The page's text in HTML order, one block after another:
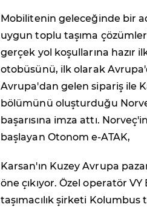
Mobilitenin geleceğinde bir
uygun toplu taşıma
gerçek yol koşullarına hazır
otobüsünü, ilk olarak
Avrupa'dan gelen sipariş ile
bölümünü oluşturduğu
başarısına imza attı.
başlayan Otonom e-ATAK,
Karsan'ın Kuzey Avrupa
öne çıkıyor. Özel operatör
taşımacılık şirketi